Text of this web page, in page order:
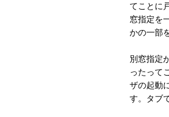
てことに
窓指定を
かの一部
別窓指定
ったって
ザの起動
す。タブ